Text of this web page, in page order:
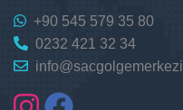
+90 545 579 35 80
0232 421 32 34